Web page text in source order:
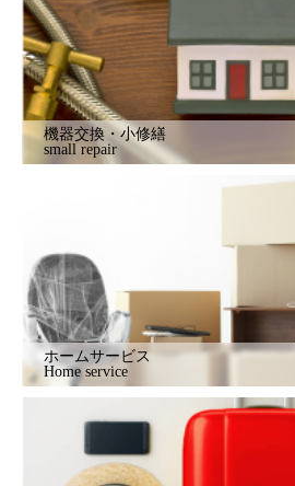
機器交換・小修繕
small repair
ホームサービス
Home service